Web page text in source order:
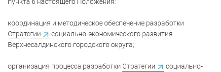
координация и методическое обеспечение разработки
Стратегии
социально-экономического развития
Верхнесалдинского городского округа;
организация процесса разработки Стратегии
социально-